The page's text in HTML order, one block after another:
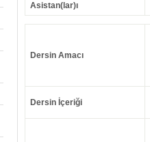
Asistan(lar)ı
Dersin Amacı
Dersin İçeriği